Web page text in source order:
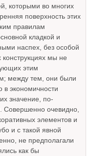
которыми во многих
поверхность этих
правилам
кладкой и
наспех, без особой
мы не
этим
между тем, они были
в экономичности
значение, по-
Совершенно очевидно,
элементов и
и с такой явной
не предполагали
как бы